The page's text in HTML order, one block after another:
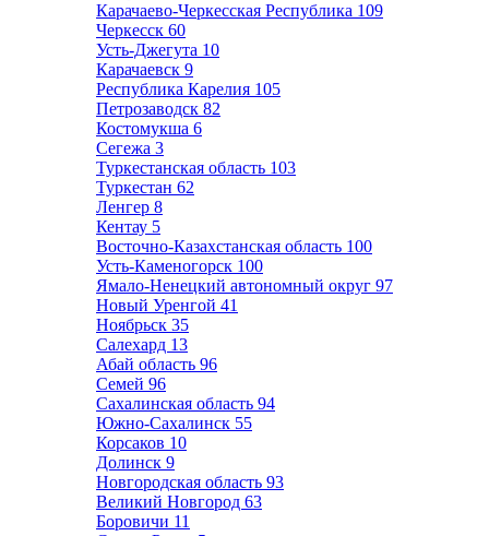
Карачаево-Черкесская Республика 109
Черкесск 60
Усть-Джегута 10
Карачаевск 9
Республика Карелия 105
Петрозаводск 82
Костомукша 6
Сегежа 3
Туркестанская область 103
Туркестан 62
Ленгер 8
Кентау 5
Восточно-Казахстанская область 100
Усть-Каменогорск 100
Ямало-Ненецкий автономный округ 97
Новый Уренгой 41
Ноябрьск 35
Салехард 13
Абай область 96
Семей 96
Сахалинская область 94
Южно-Сахалинск 55
Корсаков 10
Долинск 9
Новгородская область 93
Великий Новгород 63
Боровичи 11